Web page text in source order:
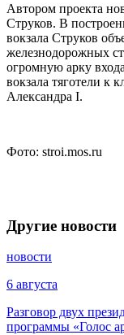
Автором проекта
Струков. В
вокзала Струков
железнодорожных
огромную арку
вокзала тяготели к
Александра I.
Фото: stroi.mos.ru
Другие новости
новости
6 августа
Разговор двух
программы «Голос